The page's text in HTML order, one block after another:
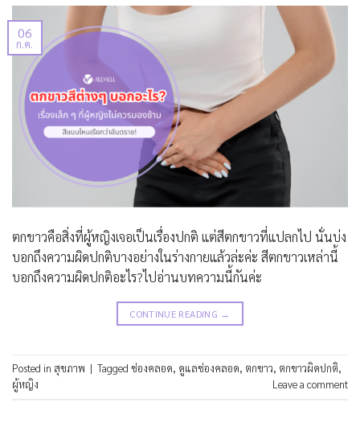
06
ก.ค.
ตกขาวคือสิ่งที่ผู้หญิงเจอเป็นเรื่องปกติ แต่สีตกขาวที่แปลกไป นั่นบ่ง
บอกถึงความผิดปกติบางอย่างในร่างกายแล้วล่ะค่ะ สีตกขาวเหล่านี้
บอกถึงความผิดปกติอะไร?ไปอ่านบทความนี้กันค่ะ
CONTINUE READING →
Posted in สุขภาพ | Tagged ช่องคลอด, ดูแลช่องคลอด, ตกขาว, ตกขาวผิดปกติ,
ผู้หญิง
Leave a comment